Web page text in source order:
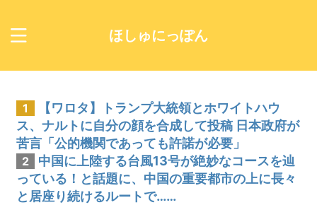
ほしゅにっぽん
1
【ワロタ】トランプ大統領とホワイトハウ
ス、ナルトに自分の顔を合成して投稿 日本政府が
苦言「公的機関であっても許諾が必要」
2
中国に上陸する台風13号が絶妙なコースを辿
っている！と話題に、中国の重要都市の上に長々
と居座り続けるルートで……